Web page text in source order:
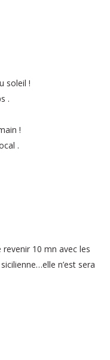
soleil !
.
!
.
10 mn avec les
n’est sera